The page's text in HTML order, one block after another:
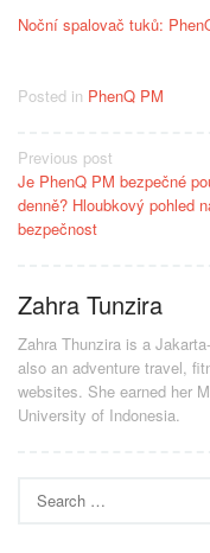
Noční spalovač tuků:
Posted in PhenQ PM
Post
navigation
Previous post
Je PhenQ PM bezpečné
denně? Hloubkový pohled
bezpečnost
Zahra Tunzira
Zahra Thunzira is a
also an adventure travel,
websites. She earned her
University of Indonesia.
for: